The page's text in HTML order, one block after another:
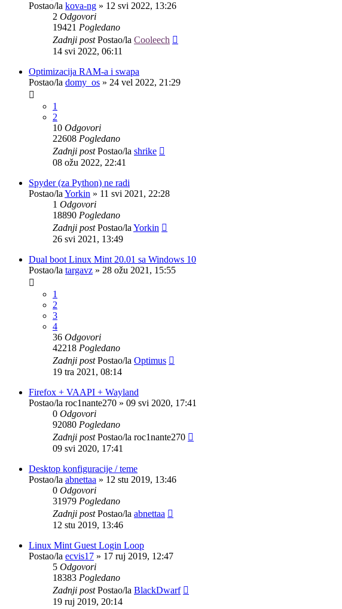
Postao/la kova-ng » 12 svi 2022, 13:26
2 Odgovori
19421 Pogledano
Zadnji postPostao/la Cooleech
14 svi 2022, 06:11
Optimizacija RAM-a i swapa
Postao/la domy_os » 24 vel 2022, 21:29
1
2
10 Odgovori
22608 Pogledano
Zadnji postPostao/la shrike
08 ožu 2022, 22:41
Spyder (za Python) ne radi
Postao/la Yorkin » 11 svi 2021, 22:28
1 Odgovori
18890 Pogledano
Zadnji postPostao/la Yorkin
26 svi 2021, 13:49
Dual boot Linux Mint 20.01 sa Windows 10
Postao/la targavz » 28 ožu 2021, 15:55
1
2
3
4
36 Odgovori
42218 Pogledano
Zadnji postPostao/la Optimus
19 tra 2021, 08:14
Firefox + VAAPI + Wayland
Postao/la roc1nante270 » 09 svi 2020, 17:41
0 Odgovori
92080 Pogledano
Zadnji postPostao/la roc1nante270
09 svi 2020, 17:41
Desktop konfiguracije / teme
Postao/la abnettaa » 12 stu 2019, 13:46
0 Odgovori
31979 Pogledano
Zadnji postPostao/la abnettaa
12 stu 2019, 13:46
Linux Mint Guest Login Loop
Postao/la ecvis17 » 17 ruj 2019, 12:47
5 Odgovori
18383 Pogledano
Zadnji postPostao/la BlackDwarf
19 ruj 2019, 20:14